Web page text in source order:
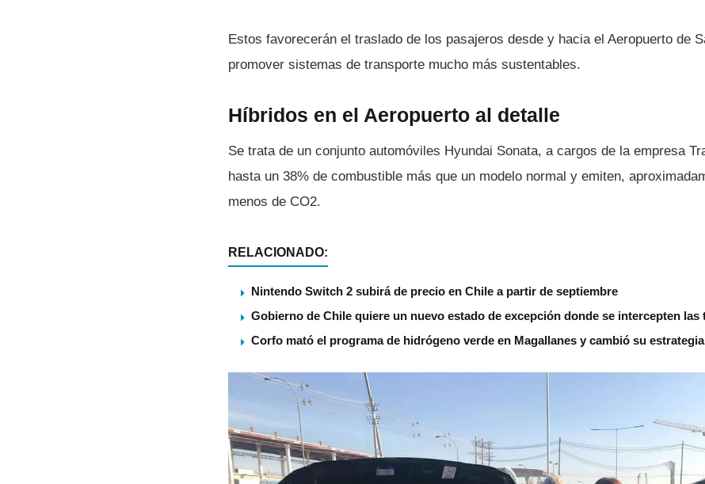
Estos favorecerán el traslado de los pasajeros desde y hacia el Aeropuerto de
promover sistemas de transporte mucho más sustentables.
Hí­bridos en el Aeropuerto al detalle
Se trata de un conjunto automóviles Hyundai Sonata, a cargos de la empresa
hasta un 38% de combustible más que un modelo normal y emiten,
menos de CO2.
RELACIONADO:
Nintendo Switch 2 subirá de precio en Chile a partir de septiembre
Gobierno de Chile quiere un nuevo estado de excepción donde se intercepten las
Corfo mató el programa de hidrógeno verde en Magallanes y cambió su estrategia